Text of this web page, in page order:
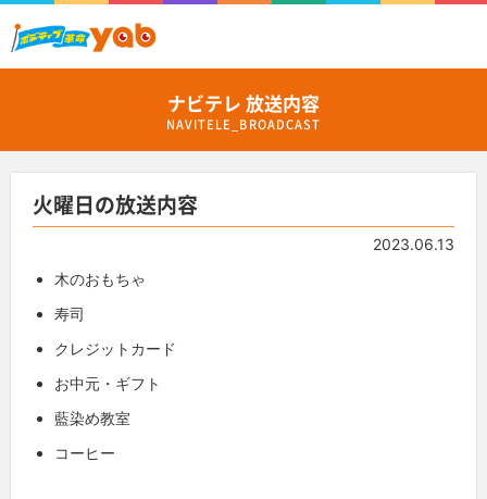
ナビテレ 放送内容
NAVITELE_BROADCAST
火曜日の放送内容
2023.06.13
木のおもちゃ
寿司
クレジットカード
お中元・ギフト
藍染め教室
コーヒー